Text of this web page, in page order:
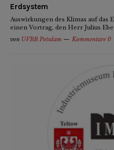
Erdsystem
Auswirkungen des Klimas auf das
einen Vortrag, den Herr Julius
von UVBB Potsdam Kommentare 0